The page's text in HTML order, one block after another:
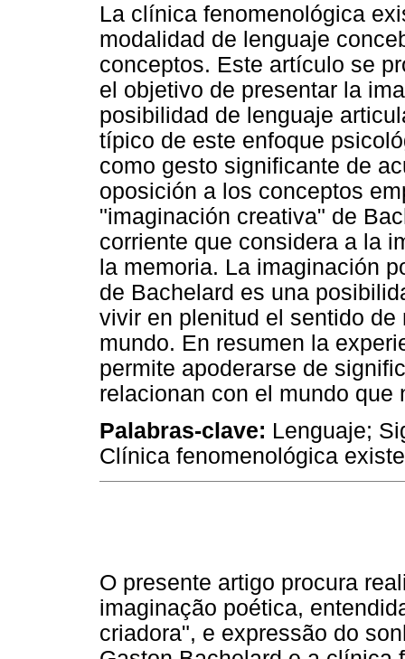
La clínica fenomenológica
modalidad de lenguaje
conceptos. Este artículo se
el objetivo de presentar la
posibilidad de lenguaje
típico de este enfoque
como gesto significante de
oposición a los conceptos
"imaginación creativa" de
corriente que considera a la
la memoria. La imaginación
de Bachelard es una
vivir en plenitud el sentido
mundo. En resumen la
permite apoderarse de
relacionan con el mundo que
Palabras-clave: Lenguaje;
Clínica fenomenológica
O presente artigo procura
imaginação poética,
criadora", e expressão do